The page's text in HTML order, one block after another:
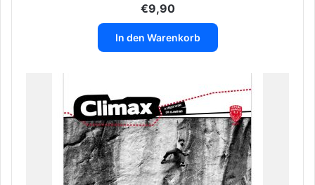
€9,90
In den Warenkorb